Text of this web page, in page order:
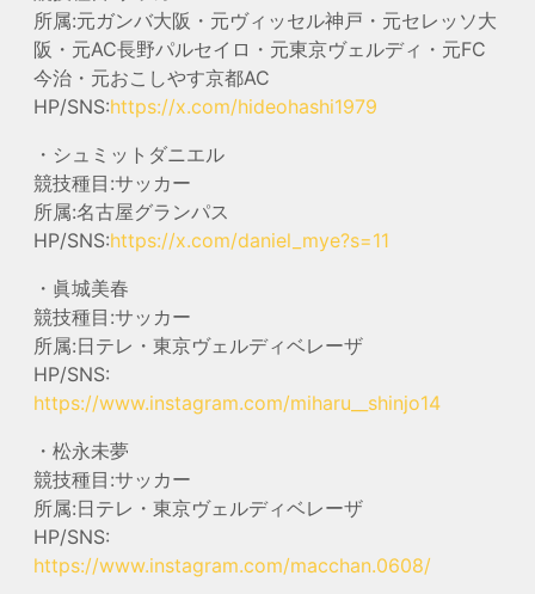
所属:元ガンバ大阪・元ヴィッセル神戸・元セレッソ大
阪・元AC長野パルセイロ・元東京ヴェルディ・元FC
今治・元おこしやす京都AC
HP/SNS:https://x.com/hideohashi1979
・シュミットダニエル
競技種目:サッカー
所属:名古屋グランパス
HP/SNS:https://x.com/daniel_mye?s=11
・眞城美春
競技種目:サッカー
所属:日テレ・東京ヴェルディベレーザ
HP/SNS:
https://www.instagram.com/miharu__shinjo14
・松永未夢
競技種目:サッカー
所属:日テレ・東京ヴェルディベレーザ
HP/SNS:
https://www.instagram.com/macchan.0608/